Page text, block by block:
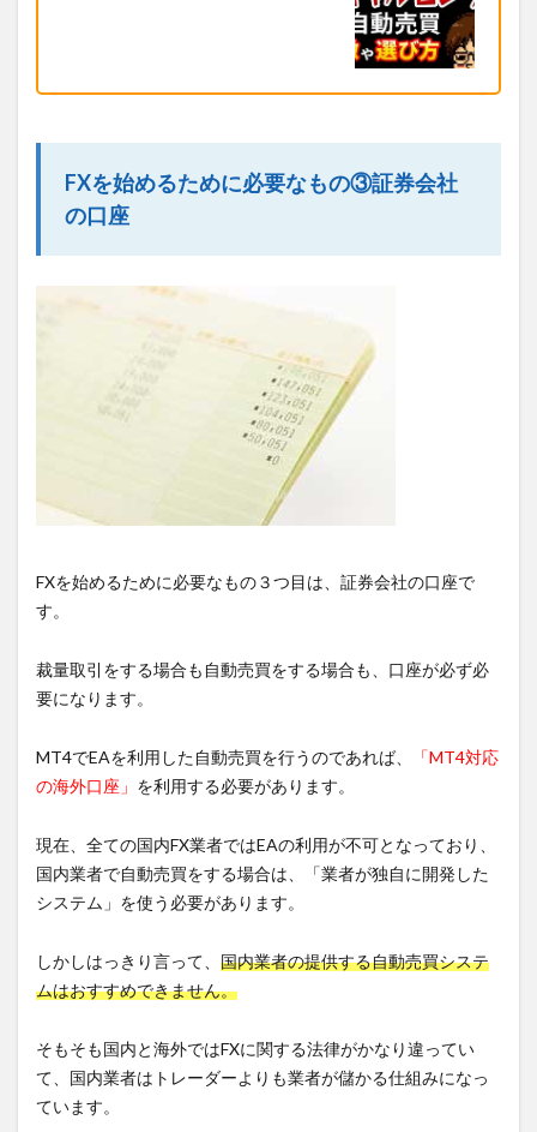
FXを始めるために必要なもの③証券会社
の口座
FXを始めるために必要なもの３つ目は、証券会社の口座で
す。
裁量取引をする場合も自動売買をする場合も、口座が必ず必
要になります。
MT4でEAを利用した自動売買を行うのであれば、
「MT4対応
の海外口座」 を利用する必要があります。
現在、全ての国内FX業者ではEAの利用が不可となっており、
国内業者で自動売買をする場合は、「業者が独自に開発した
システム」を使う必要があります。
しかしはっきり言って、 国内業者の提供する自動売買システ
ムはおすすめできません。
そもそも国内と海外ではFXに関する法律がかなり違ってい
て、国内業者はトレーダーよりも業者が儲かる仕組みになっ
ています。